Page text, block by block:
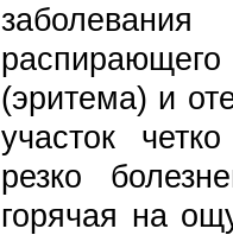
(эритема) и
участок
резко
горячая на